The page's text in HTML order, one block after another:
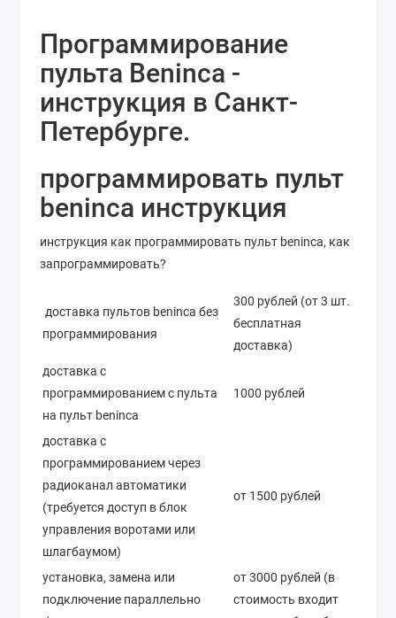
Программирование
пульта Beninca -
инструкция в Санкт-
Петербурге.
программировать пульт
beninca инструкция
инструкция как программировать пульт beninca, как
запрограммировать?
доставка пультов beninca без
программирования
300 рублей (от 3 шт.
бесплатная
доставка)
доставка с
программированием с пульта
на пульт beninca
1000 рублей
доставка с
программированием через
радиоканал автоматики
(требуется доступ в блок
управления воротами или
шлагбаумом)
от 1500 рублей
установка, замена или
подключение параллельно
от 3000 рублей (в
стоимость входит